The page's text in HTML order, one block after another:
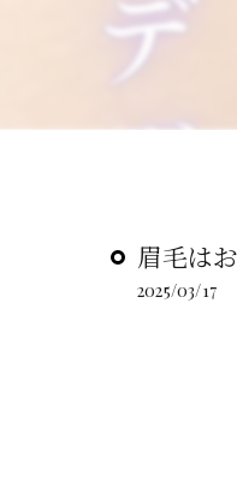
眉毛は
2025/03/17